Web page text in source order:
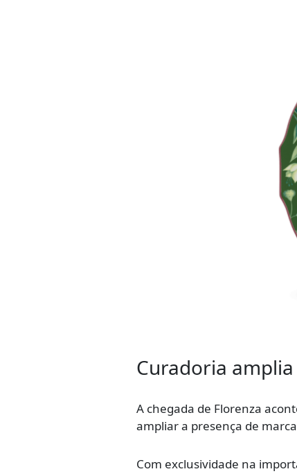
Curadoria
A chegada de Florenza
ampliar a presença de
Com exclusividade na